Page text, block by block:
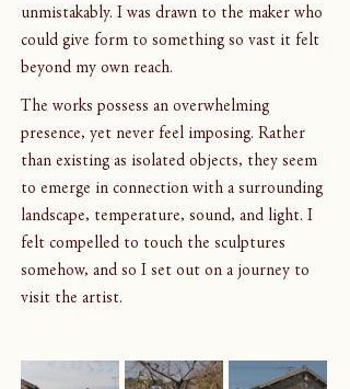
unmistakably. I was drawn to the maker who
could give form to something so vast it felt
beyond my own reach.
The works possess an overwhelming
presence, yet never feel imposing. Rather
than existing as isolated objects, they seem
to emerge in connection with a surrounding
landscape, temperature, sound, and light. I
felt compelled to touch the sculptures
somehow, and so I set out on a journey to
visit the artist.